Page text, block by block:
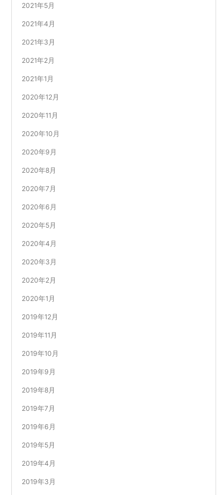
2021年5月
2021年4月
2021年3月
2021年2月
2021年1月
2020年12月
2020年11月
2020年10月
2020年9月
2020年8月
2020年7月
2020年6月
2020年5月
2020年4月
2020年3月
2020年2月
2020年1月
2019年12月
2019年11月
2019年10月
2019年9月
2019年8月
2019年7月
2019年6月
2019年5月
2019年4月
2019年3月